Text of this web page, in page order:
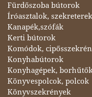
Fürdőszoba bútorok
Íróasztalok, szekreterek
Kanapék,szófák
Kerti bútorok
Komódok,
Konyhabútorok
Konyhagépek,
Könyvespolcok, polcok
Könyvszekrények